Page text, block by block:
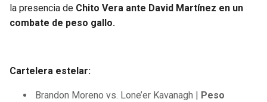
la presencia de Chito Vera ante David Martínez en un
combate de peso gallo.
Cartelera estelar:
Brandon Moreno vs. Lone’er Kavanagh |
Peso